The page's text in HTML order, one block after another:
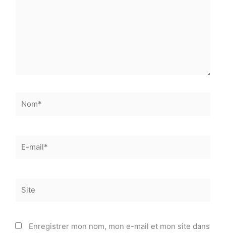
mail*
Enregistrer mon nom, mon e-mail et mon site dans